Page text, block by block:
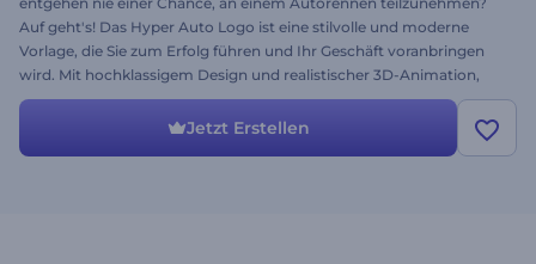
Auf geht's! Das Hyper Auto Logo ist eine stilvolle und moderne
Vorlage, die Sie zum Erfolg führen und Ihr Geschäft voranbringen
wird. Mit hochklassigem Design und realistischer 3D-Animation,
unglaublichen Sound- und visuellen Effekten ist die Vorlage perfekt
für Auto-Blogs, YouTube-Kanäle, Opener zum Thema Motorsport
und andere Websites zum Thema Fahrzeugpflege und
Jetzt Erstellen